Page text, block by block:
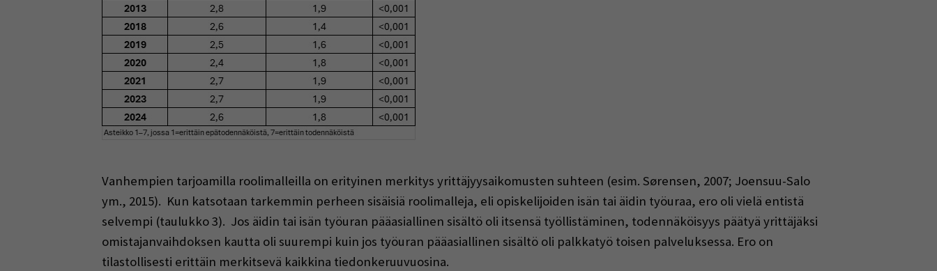
Vanhempien tarjoamilla roolimalleilla on erityinen merkitys yrittäjyysaikomusten suhteen (esim. Sørensen, 2007; Joensuu-Salo
ym., 2015). Kun katsotaan tarkemmin perheen sisäisiä roolimalleja, eli opiskelijoiden isän tai äidin työuraa, ero oli vielä entistä
selvempi (taulukko 3). Jos äidin tai isän työuran pääasiallinen sisältö oli itsensä työllistäminen, todennäköisyys päätyä yrittäjäksi
omistajanvaihdoksen kautta oli suurempi kuin jos työuran pääasiallinen sisältö oli palkkatyö toisen palveluksessa. Ero on
tilastollisesti erittäin merkitsevä kaikkina tiedonkeruuvuosina.